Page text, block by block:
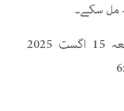
مل سکے۔
جمعہ 15 اگست 2025